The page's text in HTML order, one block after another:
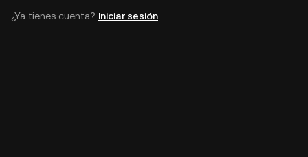
¿Ya tienes cuenta? Iniciar sesión